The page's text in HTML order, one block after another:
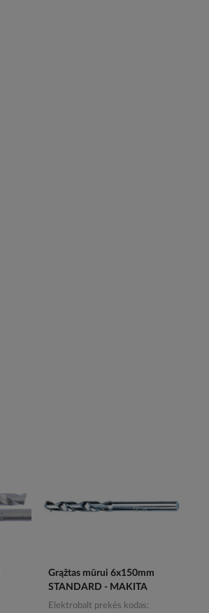
Grąžtas mūrui 6x150mm
STANDARD - MAKITA
Elektrobalt prekės kodas